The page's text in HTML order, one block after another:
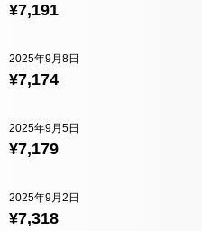
¥7,191
¥7,174
2025年9月8日
¥7,179
2025年9月5日
¥7,318
2025年9月2日